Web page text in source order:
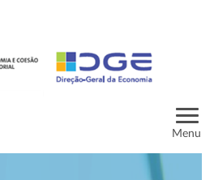
Menu